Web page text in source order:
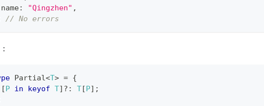
: "Qingzhen" ,
// No errors
Partial<T> = {
[ P in keyof T] ? : T [ P] ;